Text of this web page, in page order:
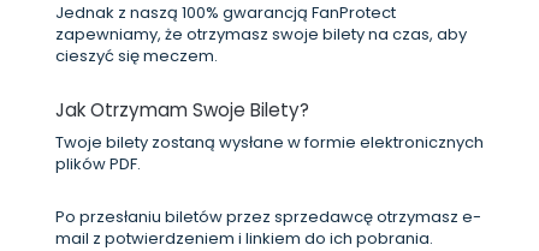
Jednak z naszą 100% gwarancją FanProtect
zapewniamy, że otrzymasz swoje bilety na czas, aby
cieszyć się meczem.
Jak Otrzymam Swoje Bilety?
Twoje bilety zostaną wysłane w formie elektronicznych
plików PDF.
Po przesłaniu biletów przez sprzedawcę otrzymasz e-
mail z potwierdzeniem i linkiem do ich pobrania.